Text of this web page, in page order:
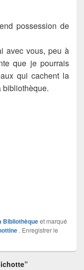
possession de
avec vous, peu à
que je pourrais
qui cachent la
Bibliothèqueet marqué
. Enregistrer le